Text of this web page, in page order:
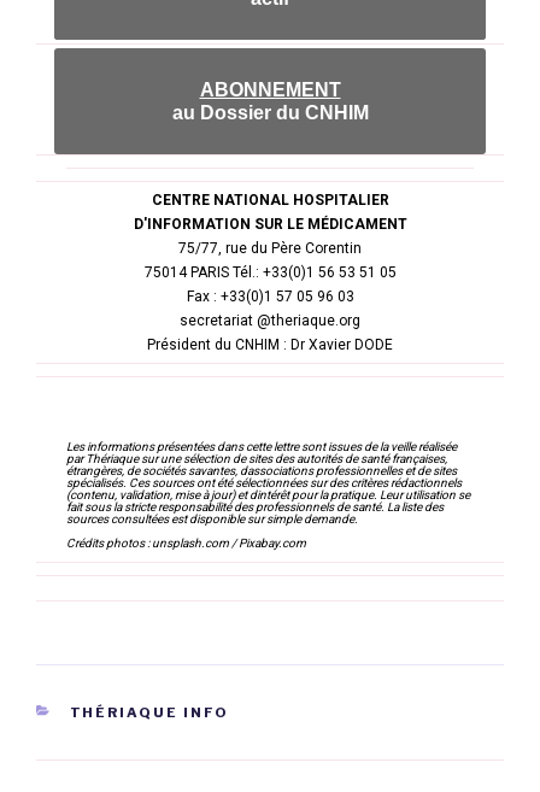
ABONNEMENT
au Dossier du CNHIM
CENTRE NATIONAL HOSPITALIER
D'INFORMATION SUR LE MÉDICAMENT
75/77, rue du Père Corentin
75014 PARIS Tél.: +33(0)1 56 53 51 05
Fax : +33(0)1 57 05 96 03
secretariat @theriaque.org
Président du CNHIM : Dr Xavier DODE
Les informations présentées dans cette lettre sont issues de la veille réalisée
par Thériaque sur une sélection de sites des autorités de santé françaises,
étrangères, de sociétés savantes, dassociations professionnelles et de sites
spécialisés. Ces sources ont été sélectionnées sur des critères rédactionnels
(contenu, validation, mise à jour) et dintérêt pour la pratique. Leur utilisation se
fait sous la stricte responsabilité des professionnels de santé. La liste des
sources consultées est disponible sur simple demande.
Crédits photos : unsplash.com / Pixabay.com
CATÉGORIES
THÉRIAQUE INFO